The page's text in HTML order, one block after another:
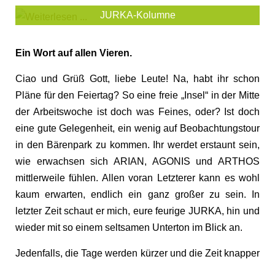
JURKA-Kolumne
Ein Wort auf allen Vieren.
Ciao und Grüß Gott, liebe Leute! Na, habt ihr schon
Pläne für den Feiertag? So eine freie „Insel“ in der Mitte
der Arbeitswoche ist doch was Feines, oder? Ist doch
eine gute Gelegenheit, ein wenig auf Beobachtungstour
in den Bärenpark zu kommen. Ihr werdet erstaunt sein,
wie erwachsen sich ARIAN, AGONIS und ARTHOS
mittlerweile fühlen. Allen voran Letzterer kann es wohl
kaum erwarten, endlich ein ganz großer zu sein. In
letzter Zeit schaut er mich, eure feurige JURKA, hin und
wieder mit so einem seltsamen Unterton im Blick an.
Jedenfalls, die Tage werden kürzer und die Zeit knapper